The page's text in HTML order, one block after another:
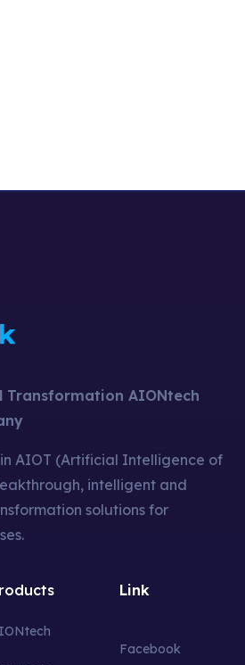
Transformation AIONtech
AIOT (Artificial Intelligence of
intelligent and
solutions for
ech
Link
Facebook